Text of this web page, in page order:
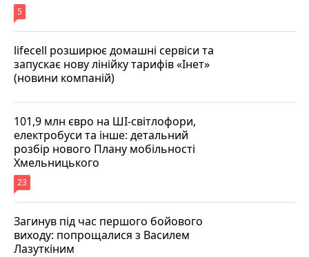
5
lifecell розширює домашні сервіси та
запускає нову лінійку тарифів «Інет»
(новини компаній)
101,9 млн євро на ШІ-світлофори,
електробуси та інше: детальний
розбір нового Плану мобільності
Хмельницького
23
Загинув під час першого бойового
виходу: попрощалися з Василем
Лазуткіним